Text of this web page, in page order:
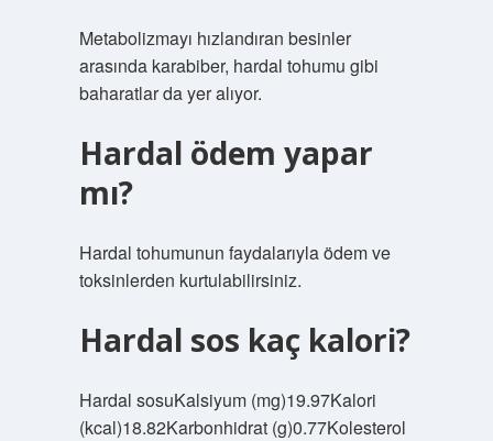
Metabolizmayı hızlandıran besinler
arasında karabiber, hardal tohumu gibi
baharatlar da yer alıyor.
Hardal ödem yapar
mı?
Hardal tohumunun faydalarıyla ödem ve
toksinlerden kurtulabilirsiniz.
Hardal sos kaç kalori?
Hardal sosuKalsiyum (mg)19.97Kalori
(kcal)18.82Karbonhidrat (g)0.77Kolesterol